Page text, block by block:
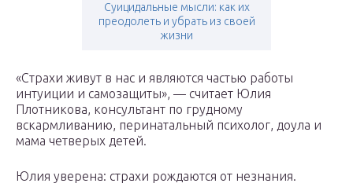
Суицидальные мысли: как их
преодолеть и убрать из своей
жизни
«Страхи живут в нас и являются частью работы
интуиции и самозащиты», — считает Юлия
Плотникова, консультант по грудному
вскармливанию, перинатальный психолог, доула и
мама четверых детей.
Юлия уверена: страхи рождаются от незнания.